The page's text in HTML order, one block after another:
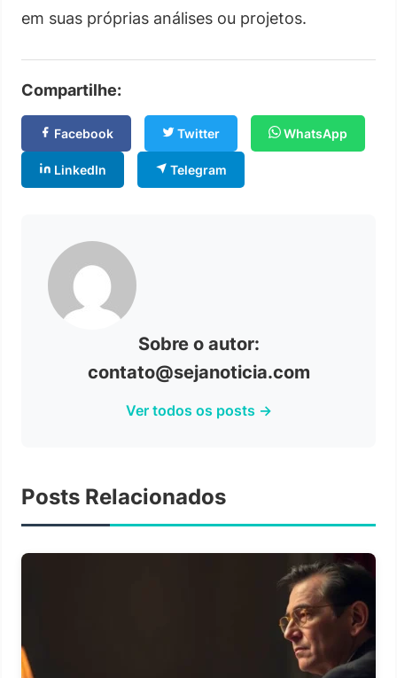
em suas próprias análises ou projetos.
Compartilhe:
Facebook Twitter WhatsApp
LinkedIn Telegram
Sobre o autor:
contato@sejanoticia.com
Ver todos os posts →
Posts Relacionados